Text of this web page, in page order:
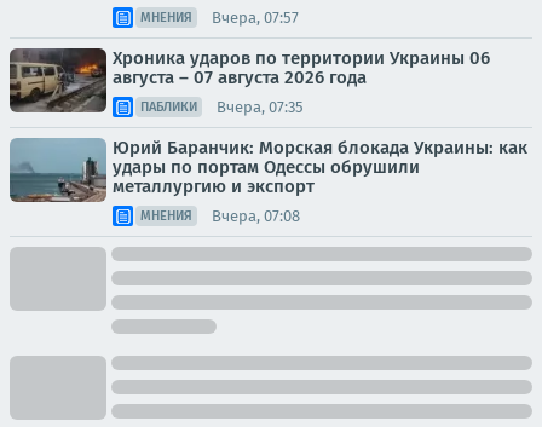
МНЕНИЯ Вчера, 07:57
Хроника ударов по территории Украины 06
августа – 07 августа 2026 года
ПАБЛИКИ Вчера, 07:35
Юрий Баранчик: Морская блокада Украины: как
удары по портам Одессы обрушили
металлургию и экспорт
МНЕНИЯ Вчера, 07:08